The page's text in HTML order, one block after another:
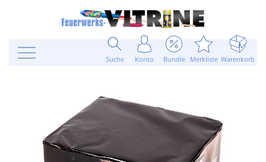
Suche Konto Bundle Merkliste Warenkorb